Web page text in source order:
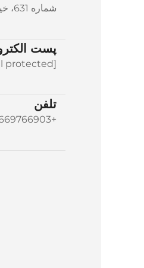
شماره 631، خیابان له هو، لیوشی، یوچینگ، زه‌جیانگ، چین
پست
[email protected]
تلفن
+86-15669766903